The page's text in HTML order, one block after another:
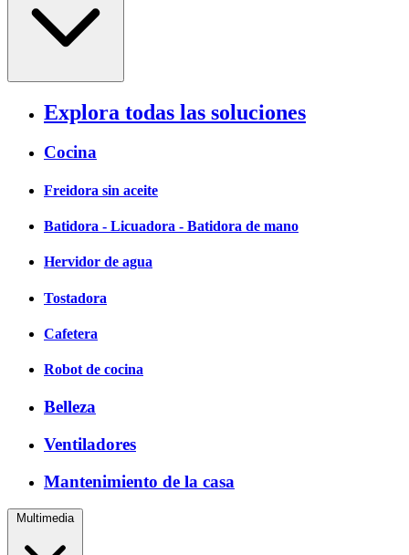
Explora todas las soluciones
Cocina
Freidora sin aceite
Batidora - Licuadora - Batidora de mano
Hervidor de agua
Tostadora
Cafetera
Robot de cocina
Belleza
Ventiladores
Mantenimiento de la casa
Multimedia